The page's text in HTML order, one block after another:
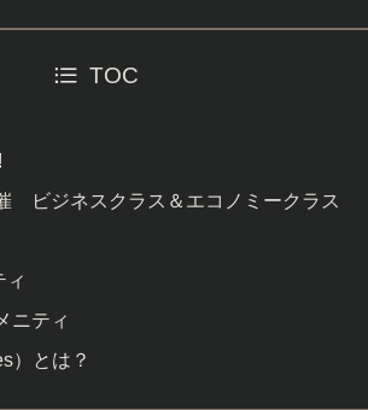
TOC
ビジネスクラス＆エコノミークラス
ィ
ニティ
）とは？